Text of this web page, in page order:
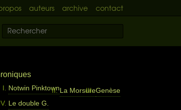
auteurs archive contact
Notwin PinktownLa MorsureGenèse
Le double G.